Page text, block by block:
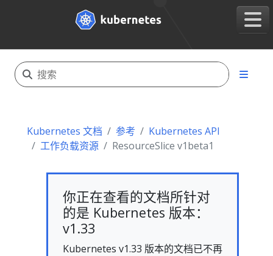
Kubernetes 文档 参考
Kubernetes API
工作负载资源
ResourceSlice v1beta1
你正在查看的文档所针对
的是 Kubernetes 版本：
v1.33
Kubernetes v1.33 版本的文档已不再